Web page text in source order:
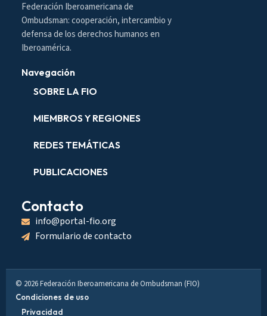
Federación Iberoamericana de
Ombudsman: cooperación, intercambio y
defensa de los derechos humanos en
Iberoamérica.
Navegación
SOBRE LA FIO
MIEMBROS Y REGIONES
REDES TEMÁTICAS
PUBLICACIONES
Contacto
info@portal-fio.org
Formulario de contacto
© 2026 Federación Iberoamericana de Ombudsman (FIO)
Condiciones de uso
Privacidad